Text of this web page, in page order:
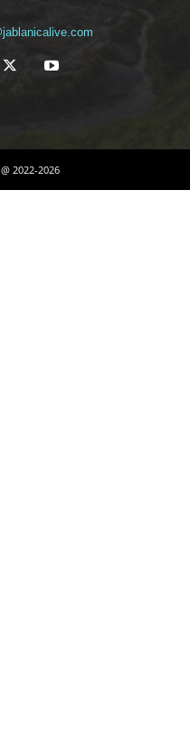
2022-2026